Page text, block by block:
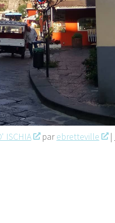
ISCHIA parebretteville |